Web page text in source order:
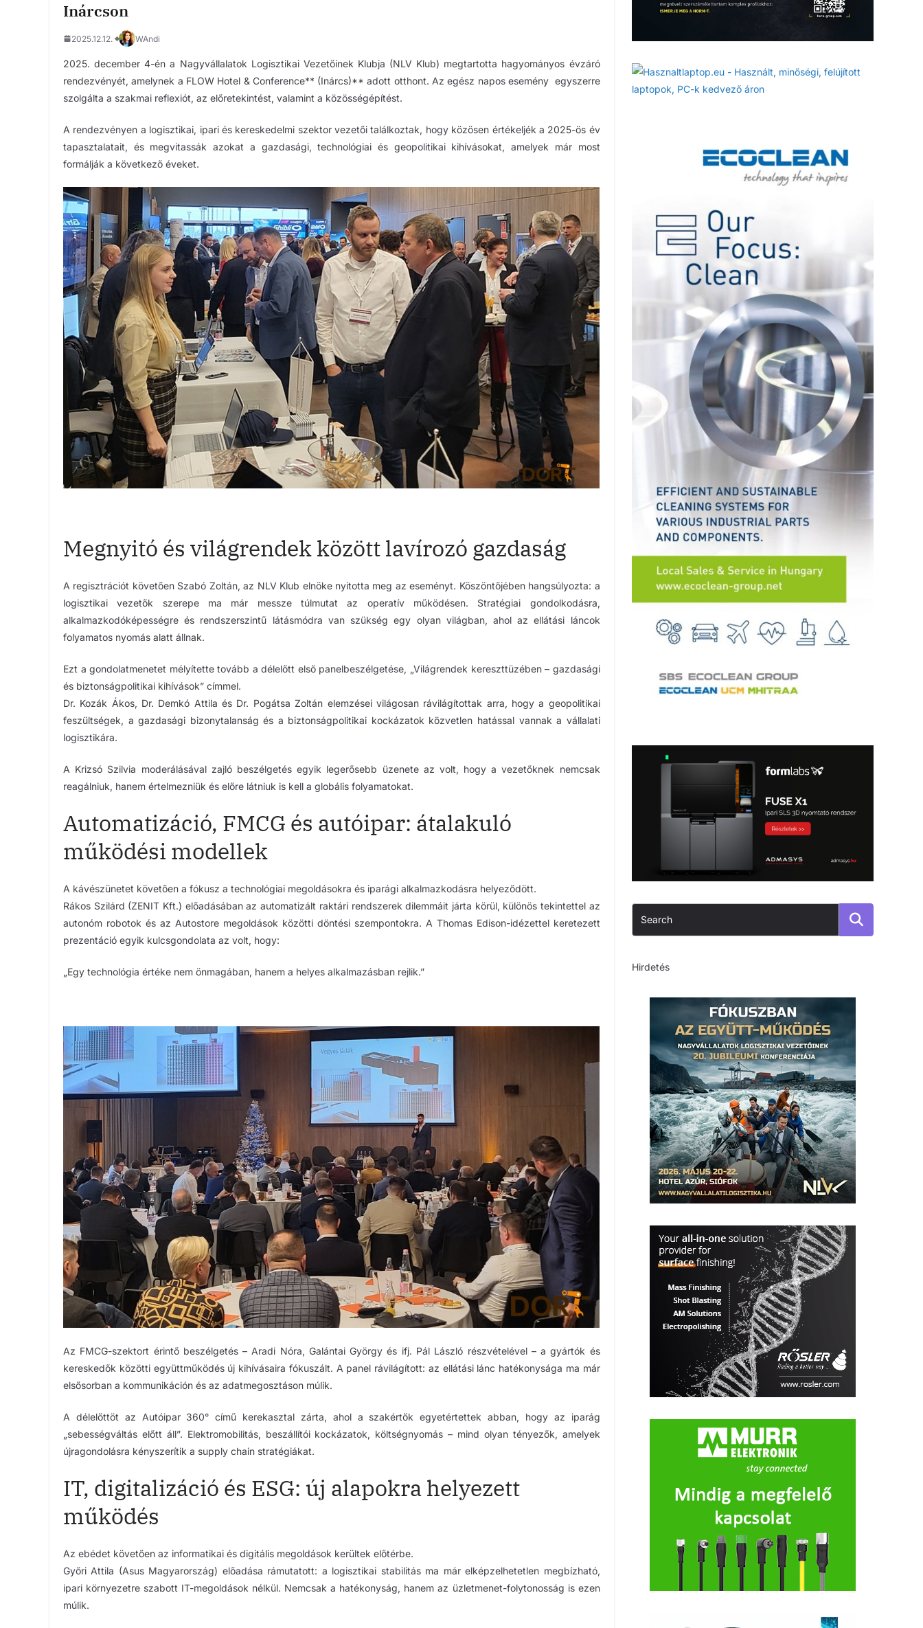
Inárcson
2025.12.12. WAndi
2025. december 4-én a Nagyvállalatok Logisztikai Vezetőinek Klubja (NLV Klub) megtartotta hagyományos évzáró
rendezvényét, amelynek a FLOW Hotel & Conference** (Inárcs)** adott otthont. Az egész napos esemény egyszerre
szolgálta a szakmai reflexiót, az előretekintést, valamint a közösségépítést.
A rendezvényen a logisztikai, ipari és kereskedelmi szektor vezetői találkoztak, hogy közösen értékeljék a 2025-ös év
tapasztalatait, és megvitassák azokat a gazdasági, technológiai és geopolitikai kihívásokat, amelyek már most
formálják a következő éveket.
Megnyitó és világrendek között lavírozó gazdaság
A regisztrációt követően Szabó Zoltán, az NLV Klub elnöke nyitotta meg az eseményt. Köszöntőjében hangsúlyozta: a
logisztikai vezetők szerepe ma már messze túlmutat az operatív működésen. Stratégiai gondolkodásra,
alkalmazkodóképességre és rendszerszintű látásmódra van szükség egy olyan világban, ahol az ellátási láncok
folyamatos nyomás alatt állnak.
Ezt a gondolatmenetet mélyítette tovább a délelőtt első panelbeszélgetése, „Világrendek kereszttüzében – gazdasági
és biztonságpolitikai kihívások” címmel.
Dr. Kozák Ákos, Dr. Demkó Attila és Dr. Pogátsa Zoltán elemzései világosan rávilágítottak arra, hogy a geopolitikai
feszültségek, a gazdasági bizonytalanság és a biztonságpolitikai kockázatok közvetlen hatással vannak a vállalati
logisztikára.
A Krizsó Szilvia moderálásával zajló beszélgetés egyik legerősebb üzenete az volt, hogy a vezetőknek nemcsak
reagálniuk, hanem értelmezniük és előre látniuk is kell a globális folyamatokat.
Automatizáció, FMCG és autóipar: átalakuló
működési modellek
A kávészünetet követően a fókusz a technológiai megoldásokra és iparági alkalmazkodásra helyeződött.
Rákos Szilárd (ZENIT Kft.) előadásában az automatizált raktári rendszerek dilemmáit járta körül, különös tekintettel az
autonóm robotok és az Autostore megoldások közötti döntési szempontokra. A Thomas Edison-idézettel keretezett
prezentáció egyik kulcsgondolata az volt, hogy:
„Egy technológia értéke nem önmagában, hanem a helyes alkalmazásban rejlik.”
Az FMCG-szektort érintő beszélgetés – Aradi Nóra, Galántai György és ifj. Pál László részvételével – a gyártók és
kereskedők közötti együttműködés új kihívásaira fókuszált. A panel rávilágított: az ellátási lánc hatékonysága ma már
elsősorban a kommunikáción és az adatmegosztáson múlik.
A délelőttöt az Autóipar 360° című kerekasztal zárta, ahol a szakértők egyetértettek abban, hogy az iparág
„sebességváltás előtt áll”. Elektromobilitás, beszállítói kockázatok, költségnyomás – mind olyan tényezők, amelyek
újragondolásra kényszerítik a supply chain stratégiákat.
IT, digitalizáció és ESG: új alapokra helyezett
működés
Az ebédet követően az informatikai és digitális megoldások kerültek előtérbe.
Győri Attila (Asus Magyarország) előadása rámutatott: a logisztikai stabilitás ma már elképzelhetetlen megbízható,
ipari környezetre szabott IT-megoldások nélkül. Nemcsak a hatékonyság, hanem az üzletmenet-folytonosság is ezen
múlik.
Hirdetés